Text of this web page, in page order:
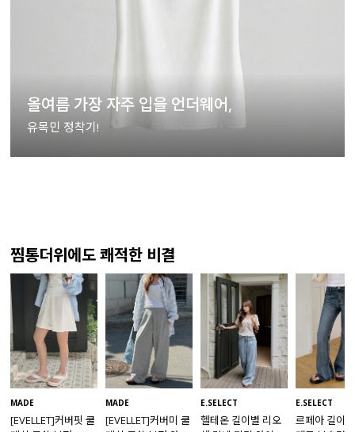
올여름 가장 자주 입을 언더웨어,
유목민 정착기!
찜통더위에도 쾌적한 비결
MADE
[EVELLET]커버핏 쿨
MADE
[EVELLET]커버미 쿨
E.SELECT
헬테온 길이별 리오
E.SELECT
르페아 길이